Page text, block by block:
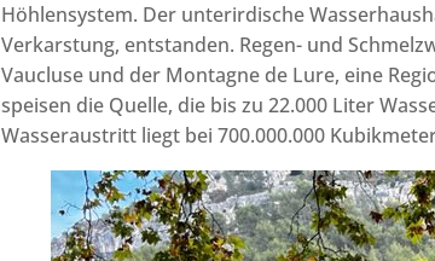
Höhlensystem. Der unterirdische
Verkarstung, entstanden. Regen- und
Vaucluse und der Montagne de Lure, eine
speisen die Quelle, die bis zu 22.000 Liter
Wasseraustritt liegt bei 700.000.000